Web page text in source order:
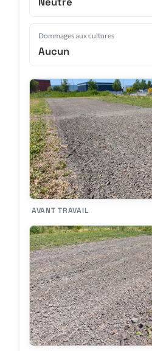
Dommages aux cultures
Aucun
AVANT TRAVAIL